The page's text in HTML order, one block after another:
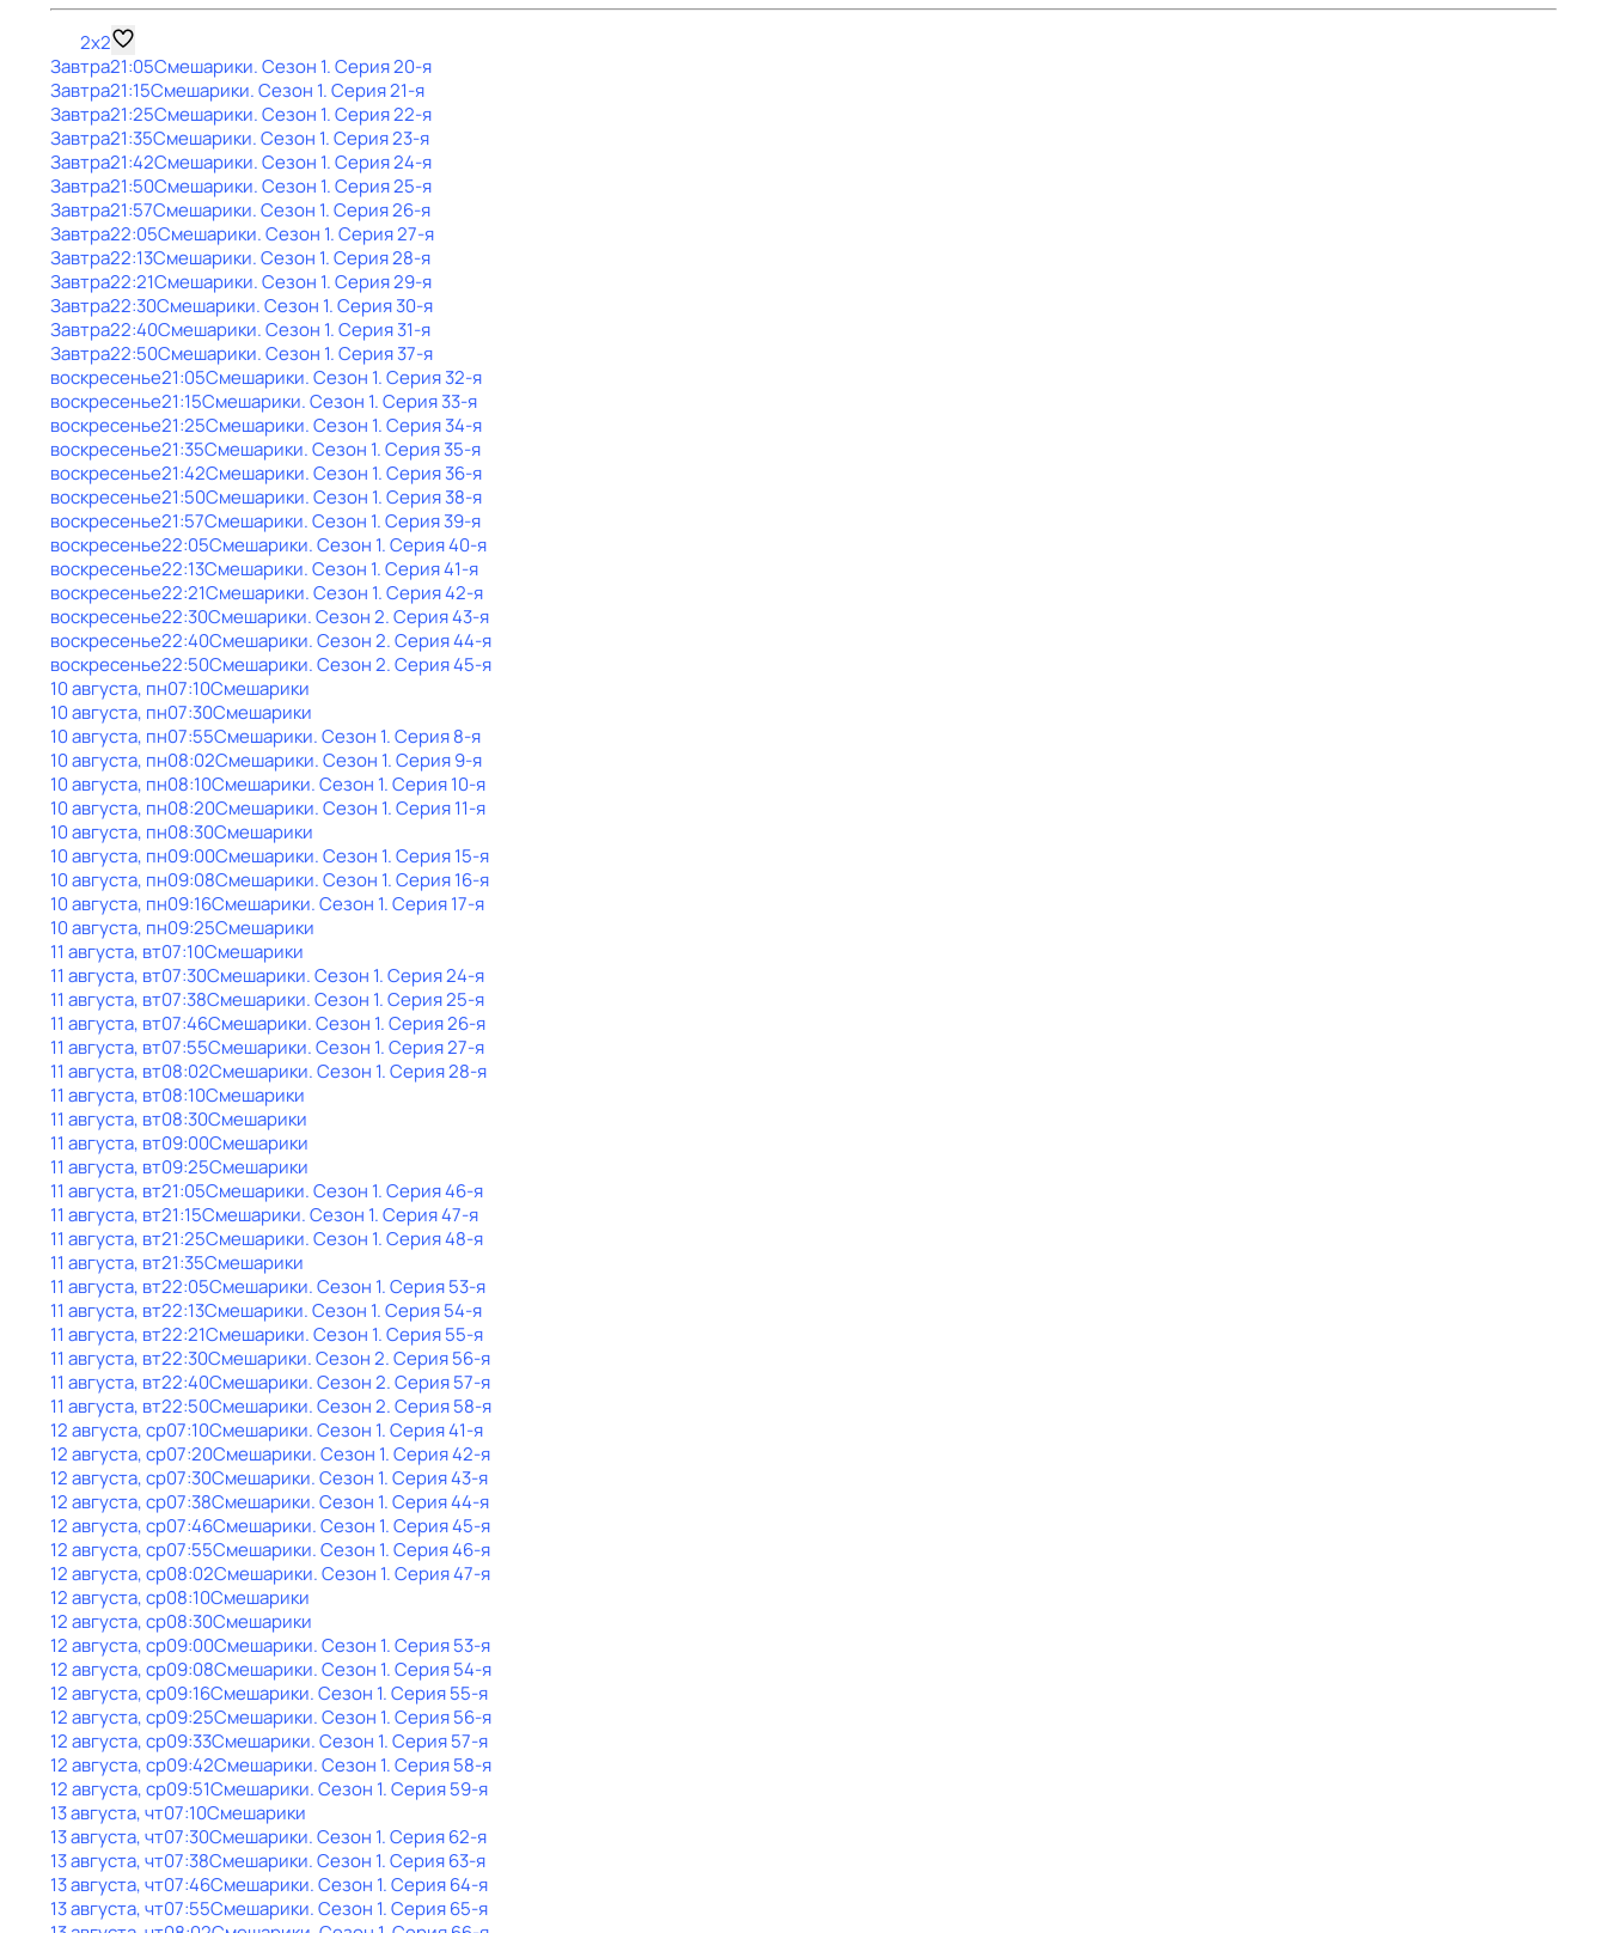
2x2
Завтра21:05Смешарики. Сезон 1. Серия 20-я
Завтра21:15Смешарики. Сезон 1. Серия 21-я
Завтра21:25Смешарики. Сезон 1. Серия 22-я
Завтра21:35Смешарики. Сезон 1. Серия 23-я
Завтра21:42Смешарики. Сезон 1. Серия 24-я
Завтра21:50Смешарики. Сезон 1. Серия 25-я
Завтра21:57Смешарики. Сезон 1. Серия 26-я
Завтра22:05Смешарики. Сезон 1. Серия 27-я
Завтра22:13Смешарики. Сезон 1. Серия 28-я
Завтра22:21Смешарики. Сезон 1. Серия 29-я
Завтра22:30Смешарики. Сезон 1. Серия 30-я
Завтра22:40Смешарики. Сезон 1. Серия 31-я
Завтра22:50Смешарики. Сезон 1. Серия 37-я
воскресенье21:05Смешарики. Сезон 1. Серия 32-я
воскресенье21:15Смешарики. Сезон 1. Серия 33-я
воскресенье21:25Смешарики. Сезон 1. Серия 34-я
воскресенье21:35Смешарики. Сезон 1. Серия 35-я
воскресенье21:42Смешарики. Сезон 1. Серия 36-я
воскресенье21:50Смешарики. Сезон 1. Серия 38-я
воскресенье21:57Смешарики. Сезон 1. Серия 39-я
воскресенье22:05Смешарики. Сезон 1. Серия 40-я
воскресенье22:13Смешарики. Сезон 1. Серия 41-я
воскресенье22:21Смешарики. Сезон 1. Серия 42-я
воскресенье22:30Смешарики. Сезон 2. Серия 43-я
воскресенье22:40Смешарики. Сезон 2. Серия 44-я
воскресенье22:50Смешарики. Сезон 2. Серия 45-я
10 августа, пн07:10Смешарики
10 августа, пн07:30Смешарики
10 августа, пн07:55Смешарики. Сезон 1. Серия 8-я
10 августа, пн08:02Смешарики. Сезон 1. Серия 9-я
10 августа, пн08:10Смешарики. Сезон 1. Серия 10-я
10 августа, пн08:20Смешарики. Сезон 1. Серия 11-я
10 августа, пн08:30Смешарики
10 августа, пн09:00Смешарики. Сезон 1. Серия 15-я
10 августа, пн09:08Смешарики. Сезон 1. Серия 16-я
10 августа, пн09:16Смешарики. Сезон 1. Серия 17-я
10 августа, пн09:25Смешарики
11 августа, вт07:10Смешарики
11 августа, вт07:30Смешарики. Сезон 1. Серия 24-я
11 августа, вт07:38Смешарики. Сезон 1. Серия 25-я
11 августа, вт07:46Смешарики. Сезон 1. Серия 26-я
11 августа, вт07:55Смешарики. Сезон 1. Серия 27-я
11 августа, вт08:02Смешарики. Сезон 1. Серия 28-я
11 августа, вт08:10Смешарики
11 августа, вт08:30Смешарики
11 августа, вт09:00Смешарики
11 августа, вт09:25Смешарики
11 августа, вт21:05Смешарики. Сезон 1. Серия 46-я
11 августа, вт21:15Смешарики. Сезон 1. Серия 47-я
11 августа, вт21:25Смешарики. Сезон 1. Серия 48-я
11 августа, вт21:35Смешарики
11 августа, вт22:05Смешарики. Сезон 1. Серия 53-я
11 августа, вт22:13Смешарики. Сезон 1. Серия 54-я
11 августа, вт22:21Смешарики. Сезон 1. Серия 55-я
11 августа, вт22:30Смешарики. Сезон 2. Серия 56-я
11 августа, вт22:40Смешарики. Сезон 2. Серия 57-я
11 августа, вт22:50Смешарики. Сезон 2. Серия 58-я
12 августа, ср07:10Смешарики. Сезон 1. Серия 41-я
12 августа, ср07:20Смешарики. Сезон 1. Серия 42-я
12 августа, ср07:30Смешарики. Сезон 1. Серия 43-я
12 августа, ср07:38Смешарики. Сезон 1. Серия 44-я
12 августа, ср07:46Смешарики. Сезон 1. Серия 45-я
12 августа, ср07:55Смешарики. Сезон 1. Серия 46-я
12 августа, ср08:02Смешарики. Сезон 1. Серия 47-я
12 августа, ср08:10Смешарики
12 августа, ср08:30Смешарики
12 августа, ср09:00Смешарики. Сезон 1. Серия 53-я
12 августа, ср09:08Смешарики. Сезон 1. Серия 54-я
12 августа, ср09:16Смешарики. Сезон 1. Серия 55-я
12 августа, ср09:25Смешарики. Сезон 1. Серия 56-я
12 августа, ср09:33Смешарики. Сезон 1. Серия 57-я
12 августа, ср09:42Смешарики. Сезон 1. Серия 58-я
12 августа, ср09:51Смешарики. Сезон 1. Серия 59-я
13 августа, чт07:10Смешарики
13 августа, чт07:30Смешарики. Сезон 1. Серия 62-я
13 августа, чт07:38Смешарики. Сезон 1. Серия 63-я
13 августа, чт07:46Смешарики. Сезон 1. Серия 64-я
13 августа, чт07:55Смешарики. Сезон 1. Серия 65-я